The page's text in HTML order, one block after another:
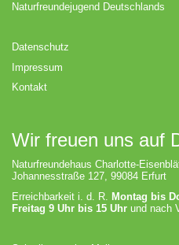
Naturfreundejugend Deutschlands
Datenschutz
Impressum
Kontakt
Wir freuen uns auf
Naturfreundehaus Charlotte-
Johannesstraße 127, 99084 Erfurt
Erreichbarkeit i. d. R. Montag bis
Freitag 9 Uhr bis 15 Uhr und nach